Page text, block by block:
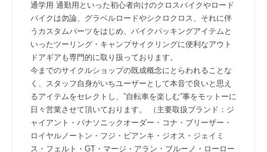
通学用 通勤用といった初心者向けのクロスバイクやロード
バイクは勿論、グラベルロードやシクロクロス、それに伴
うカスタムパーツをはじめ、バイクパッキングアイテムと
いったツーリング・キャンプサイクリングに便利なアウト
ドアギアも専門的に取り扱っております。
今までのサイクルショップの既成概念にとらわれることな
く、スタッフ自身がいちユーザーとして本音で良いと思え
るアイテムをセレクトし、”自転車を楽しむ”事をモットーに
日々営業させて頂いております。 （主要取扱ブランド：ジ
ャイアント・パナソニックオーダー・コナ・ブリーザー・
ロイヤルノートン・フジ・ビアンキ・ジオス・ジェイミ
ス・フェルト・GT・マージ・アラン・ブルーノ・ローロー